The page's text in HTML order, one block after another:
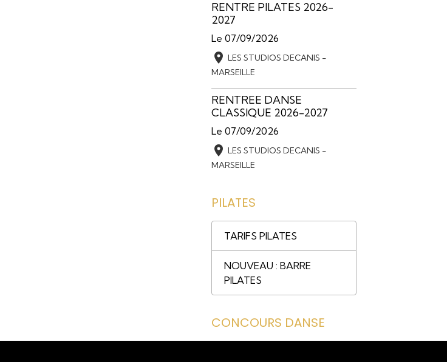
RENTRE PILATES 2026-
2027
Le 07/09/2026
LES STUDIOS DECANIS -
MARSEILLE
RENTREE DANSE
CLASSIQUE 2026-2027
Le 07/09/2026
LES STUDIOS DECANIS -
MARSEILLE
PILATES
TARIFS PILATES
NOUVEAU : BARRE
PILATES
CONCOURS DANSE